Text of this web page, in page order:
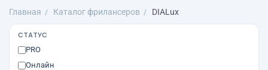
Главная Каталог фрилансеров DIALux
СТАТУС
PRO
Онлайн